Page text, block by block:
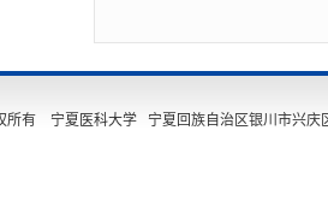
所有 宁夏医科大学 宁夏回族自治区银川市兴庆